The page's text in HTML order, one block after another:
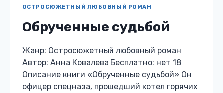
ОСТРОСЮЖЕТНЫЙ ЛЮБОВНЫЙ РОМАН
Обрученные судьбой
Жанр: Остросюжетный любовный роман
Автор: Анна Ковалева Бесплатно: нет 18
Описание книги «Обрученные судьбой» Он
офицер спецназа, прошедший котел горячих